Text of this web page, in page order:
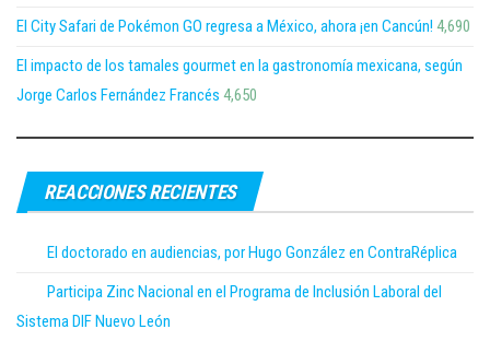
El City Safari de Pokémon GO regresa a México, ahora ¡en Cancún! 4,690
El impacto de los tamales gourmet en la gastronomía mexicana, según
Jorge Carlos Fernández Francés 4,650
REACCIONES RECIENTES
El doctorado en audiencias, por Hugo González en ContraRéplica
Participa Zinc Nacional en el Programa de Inclusión Laboral del
Sistema DIF Nuevo León